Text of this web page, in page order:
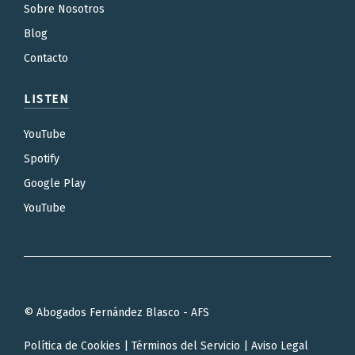
Sobre Nosotros
Blog
Contacto
LISTEN
YouTube
Spotify
Google Play
YouTube
© Abogados Fernández Blasco - AFS
Política de Cookies Términos del Servicio Aviso Legal